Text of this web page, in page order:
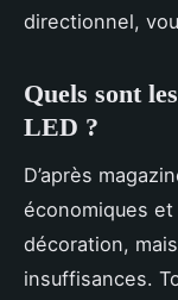
directionnel,
Quels sont
LED ?
D’après
économiques
décoration,
insuffisances.